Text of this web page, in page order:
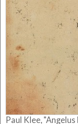
Paul Klee,